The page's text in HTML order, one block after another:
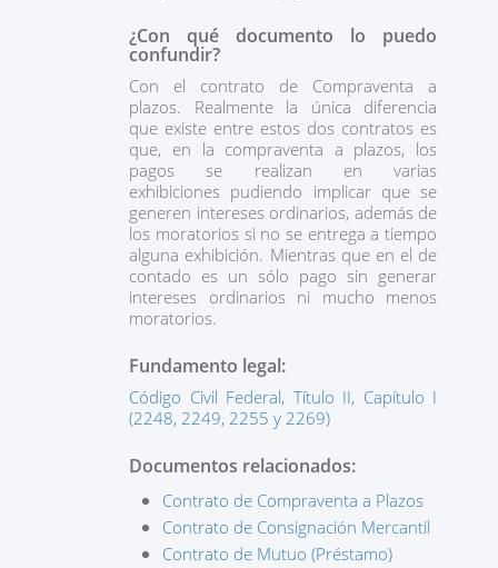
¿Con qué documento lo puedo
confundir?
Con el contrato de Compraventa a
plazos. Realmente la única diferencia
que existe entre estos dos contratos es
que, en la compraventa a plazos, los
pagos se realizan en varias
exhibiciones pudiendo implicar que se
generen intereses ordinarios, además de
los moratorios si no se entrega a tiempo
alguna exhibición. Mientras que en el de
contado es un sólo pago sin generar
intereses ordinarios ni mucho menos
moratorios.
Fundamento legal:
Código Civil Federal, Título II, Capítulo I
(2248, 2249, 2255 y 2269)
Documentos relacionados:
Contrato de Compraventa a Plazos
Contrato de Consignación Mercantil
Contrato de Mutuo (Préstamo)